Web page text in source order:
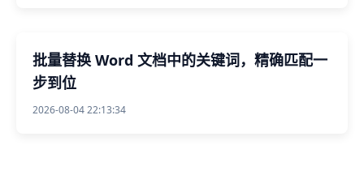
批量替换 Word 文档中的关键词，精确匹配一
步到位
2026-08-04 22:13:34